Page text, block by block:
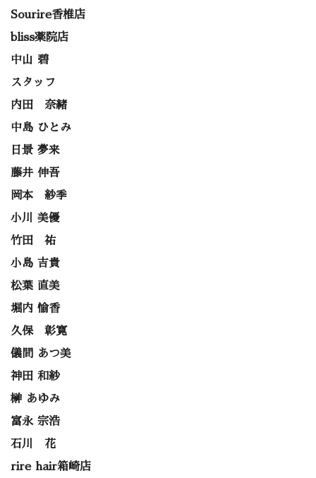
Sourire香椎店
bliss薬院店
中山 碧
スタッフ
内田 奈緒
中島 ひとみ
日景 夢来
藤井 伸吾
岡本 紗季
小川 美優
竹田 祐
小島 吉貴
松葉 直美
堀内 愉香
久保 彰寛
儀間 あつ美
神田 和紗
榊 あゆみ
富永 宗浩
石川 花
rire hair箱崎店